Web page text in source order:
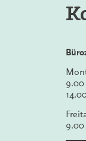
9.00
9.00